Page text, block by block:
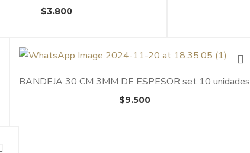
$3.800
BANDEJA 30 CM 3MM DE ESPESOR set 10 unidades
$9.500